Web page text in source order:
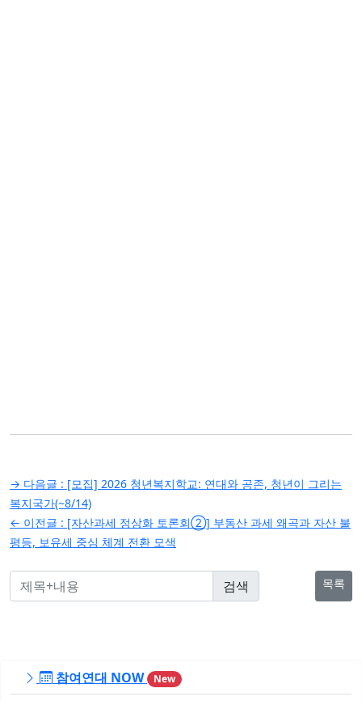
글
탐
색
→ 다음글 : [모집] 2026 청년복지학교: 연대와 공존, 청년이 그리는
복지국가(~8/14)
← 이전글 : [자산과세 정상화 토론회②] 부동산 과세 왜곡과 자산 불
평등, 보유세 중심 체계 전환 모색
목록
참여연대 NOW New